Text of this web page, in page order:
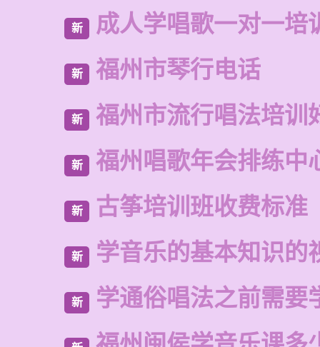
新 成人学唱歌一对一培
新 福州市琴行电话
新 福州市流行唱法培训
新 福州唱歌年会排练中
新 古筝培训班收费标准
新 学音乐的基本知识的
新 学通俗唱法之前需要